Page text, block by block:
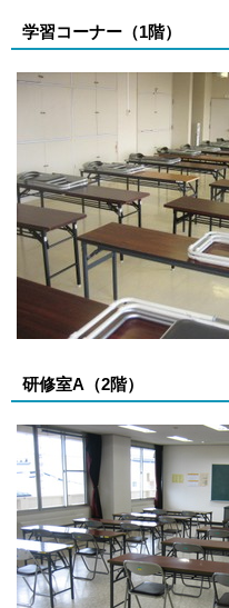
学習コーナー（1階）
研修室A（2階）